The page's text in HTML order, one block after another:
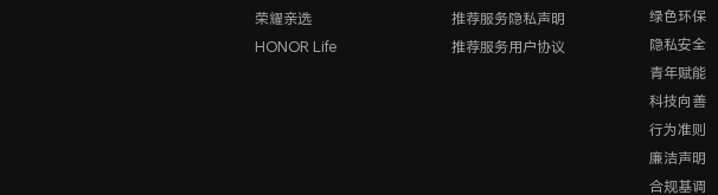
荣耀亲选
HONOR Life
推荐服务隐私声明
推荐服务用户协议
绿色环保
隐私安全
青年赋能
科技向善
行为准则
廉洁声明
合规基调